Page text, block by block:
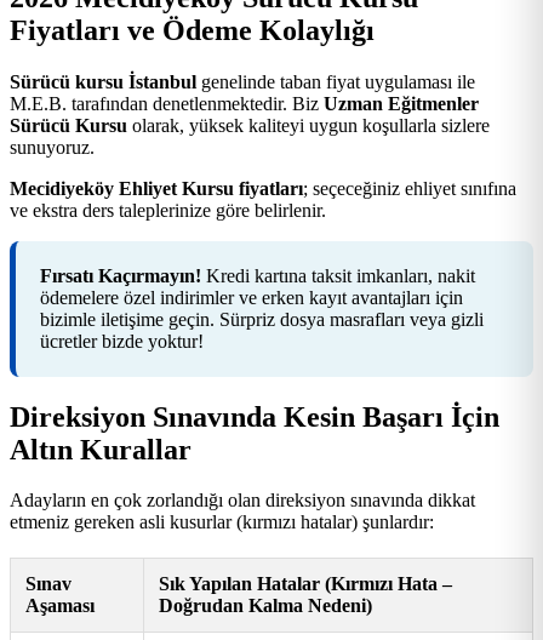
Fiyatları ve Ödeme Kolaylığı
Sürücü kursu İstanbul genelinde taban fiyat uygulaması ile
M.E.B. tarafından denetlenmektedir. Biz Uzman Eğitmenler
Sürücü Kursu olarak, yüksek kaliteyi uygun koşullarla sizlere
sunuyoruz.
Mecidiyeköy Ehliyet Kursu fiyatları; seçeceğiniz ehliyet sınıfına
ve ekstra ders taleplerinize göre belirlenir.
Fırsatı Kaçırmayın! Kredi kartına taksit imkanları, nakit
ödemelere özel indirimler ve erken kayıt avantajları için
bizimle iletişime geçin. Sürpriz dosya masrafları veya gizli
ücretler bizde yoktur!
Direksiyon Sınavında Kesin Başarı İçin
Altın Kurallar
Adayların en çok zorlandığı olan direksiyon sınavında dikkat
etmeniz gereken asli kusurlar (kırmızı hatalar) şunlardır:
Sınav
Aşaması
Sık Yapılan Hatalar (Kırmızı Hata –
Doğrudan Kalma Nedeni)